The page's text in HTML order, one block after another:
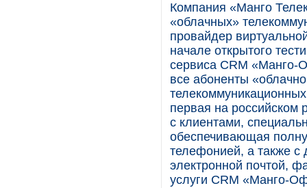
Компания «Манго
«облачных»
провайдер
начале открытого
сервиса CRM «Манго-
все абоненты
первая на российском
с клиентами,
обеспечивающая
телефонией, а также с
электронной почтой,
услуги CRM «Манго-